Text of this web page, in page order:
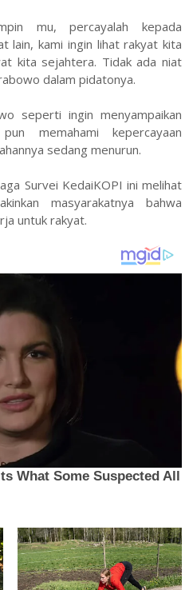
mu, percayalah kepada
lain, kami ingin lihat rakyat kita
kita sejahtera. Tidak ada niat
dalam pidatonya.
seperti ingin menyampaikan
memahami kepercayaan
sedang menurun.
Survei KedaiKOPI ini melihat
masyarakatnya bahwa
untuk rakyat.